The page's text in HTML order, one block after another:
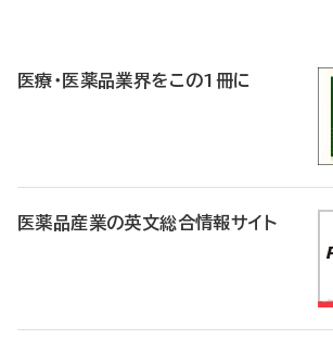
医療・医薬品業界をこの1冊に
医薬品産業の英文総合情報サイト